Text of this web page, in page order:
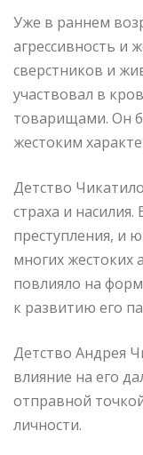
Уже в раннем
агрессивность и
сверстников и
участвовал в
товарищами. Он
жестоким
Детство
страха и насилия.
преступления, и
многих жестоких
повлияло на
к развитию его
Детство Андрея
влияние на его
отправной
личности.